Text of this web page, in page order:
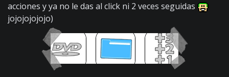
acciones y ya no le das al click ni 2 veces seguidas
jojojojojojo)